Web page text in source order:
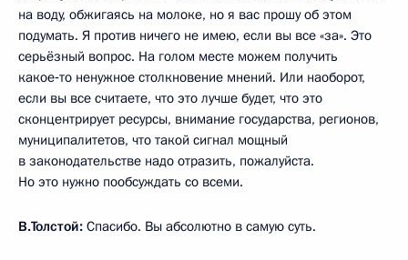
на воду, обжигаясь на молоке, но я вас прошу об этом
подумать. Я против ничего не имею, если вы все «за». Это
серьёзный вопрос. На голом месте можем получить
какое‑то ненужное столкновение мнений. Или наоборот,
если вы все считаете, что это лучше будет, что это
сконцентрирует ресурсы, внимание государства, регионов,
муниципалитетов, что такой сигнал мощный
в законодательстве надо отразить, пожалуйста.
Но это нужно пообсуждать со всеми.
В.Толстой: Спасибо. Вы абсолютно в самую суть.